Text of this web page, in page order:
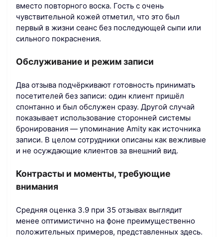
вместо повторного воска. Гость с очень
чувствительной кожей отметил, что это был
первый в жизни сеанс без последующей сыпи или
сильного покраснения.
Обслуживание и режим записи
Два отзыва подчёркивают готовность принимать
посетителей без записи: один клиент пришёл
спонтанно и был обслужен сразу. Другой случай
показывает использование сторонней системы
бронирования — упоминание Amity как источника
записи. В целом сотрудники описаны как вежливые
и не осуждающие клиентов за внешний вид.
Контрасты и моменты, требующие
внимания
Средняя оценка 3.9 при 35 отзывах выглядит
менее оптимистично на фоне преимущественно
положительных примеров, представленных здесь.